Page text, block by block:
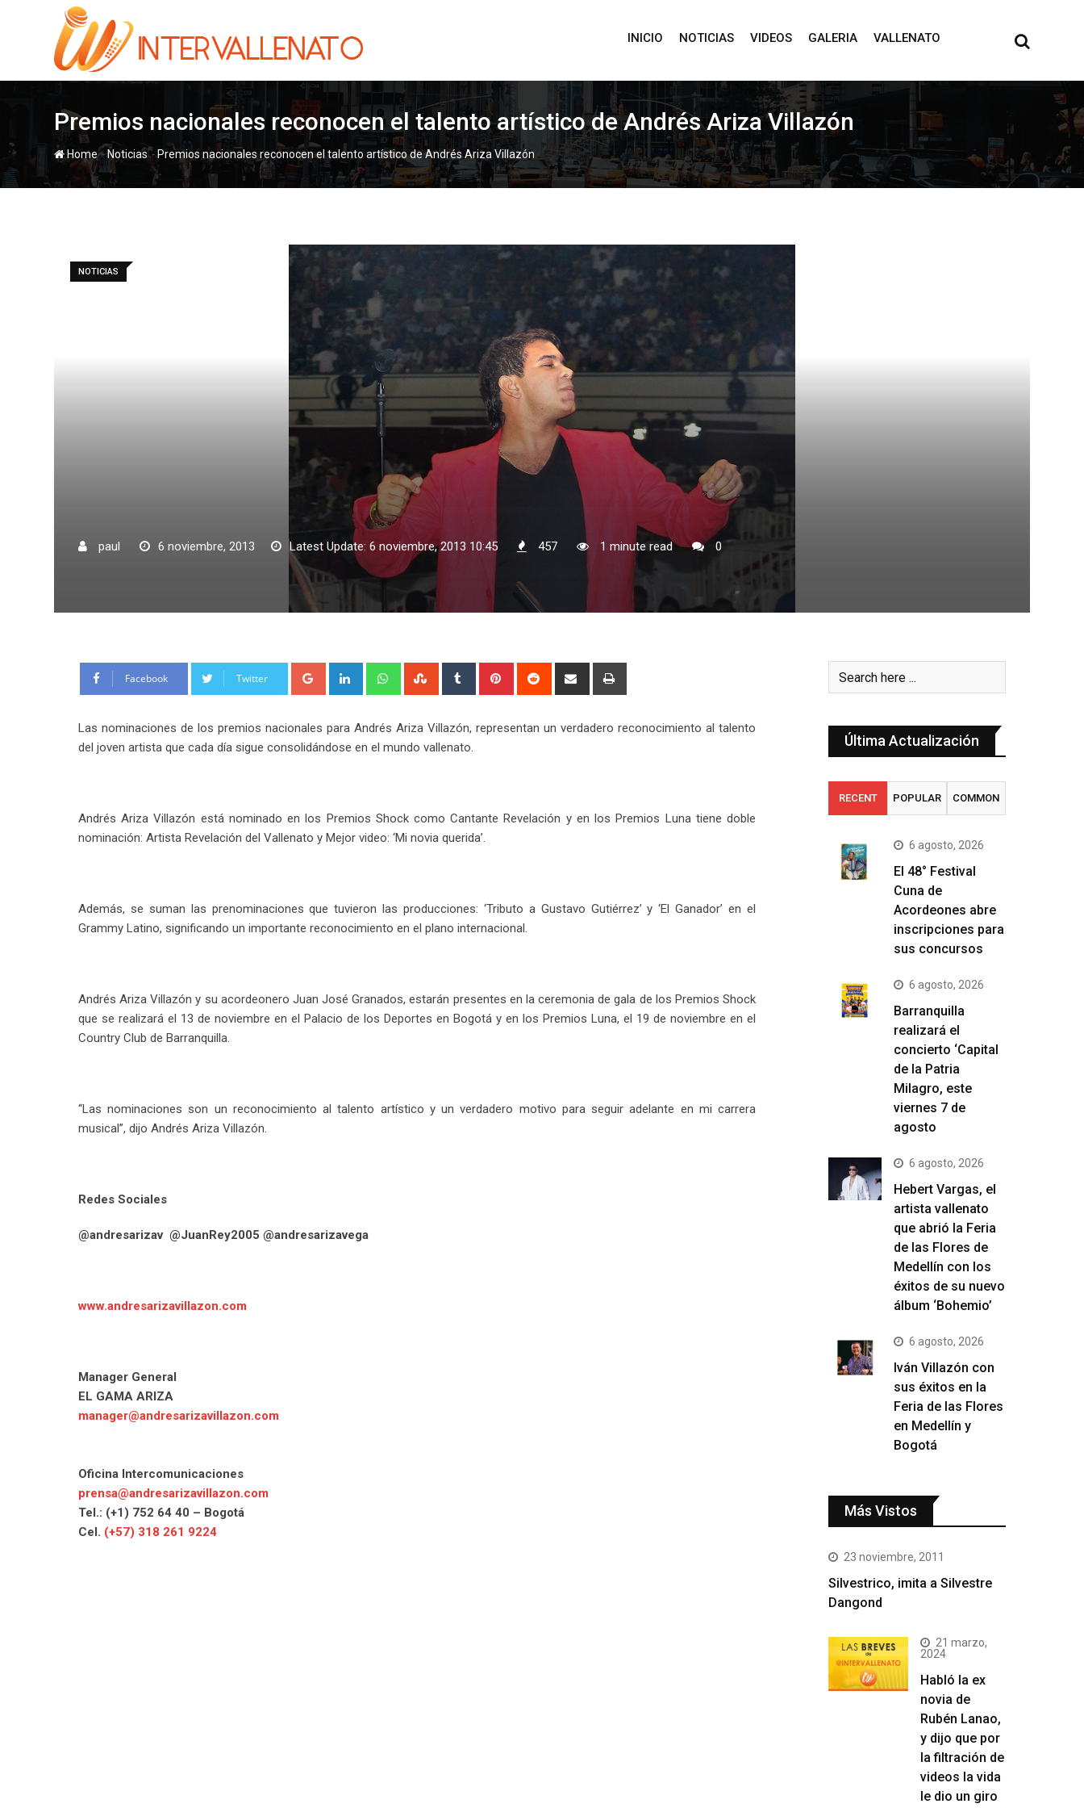
INICIO NOTICIAS VIDEOS GALERIA VALLENATO
Premios nacionales reconocen el talento artístico de Andrés Ariza Villazón
Home-Noticias-Premios nacionales reconocen el talento artístico de Andrés Ariza Villazón
NOTICIAS
paul 6 noviembre, 2013 Latest Update: 6 noviembre, 2013 10:45 457 1 minute read 0
Facebook Twitter Google+ LinkedIn WhatsappStumbleUpon
Tumblr Pinterest Reddit
Share
Las nominaciones de los premios nacionales para Andrés Ariza Villazón, representan un verdadero reconocimiento al talento
del joven artista que cada día sigue consolidándose en el mundo vallenato.
Andrés Ariza Villazón está nominado en los Premios Shock como Cantante Revelación y en los Premios Luna tiene doble
nominación: Artista Revelación del Vallenato y Mejor video: ‘Mi novia querida’.
Además, se suman las prenominaciones que tuvieron las producciones: ‘Tributo a Gustavo Gutiérrez’ y ‘El Ganador’ en el
Grammy Latino, significando un importante reconocimiento en el plano internacional.
Andrés Ariza Villazón y su acordeonero Juan José Granados, estarán presentes en la ceremonia de gala de los Premios Shock
que se realizará el 13 de noviembre en el Palacio de los Deportes en Bogotá y en los Premios Luna, el 19 de noviembre en el
Country Club de Barranquilla.
“Las nominaciones son un reconocimiento al talento artístico y un verdadero motivo para seguir adelante en mi carrera
musical”, dijo Andrés Ariza Villazón.
Redes Sociales
@andresarizav @JuanRey2005 @andresarizavega
www.andresarizavillazon.com
Manager General
EL GAMA ARIZA
manager@andresarizavillazon.com
Oficina Intercomunicaciones
prensa@andresarizavillazon.com
Tel.: (+1) 752 64 40 – Bogotá
Cel. (+57) 318 261 9224
Última Actualización
RECENT POPULAR COMMON
6 agosto, 2026
El 48° Festival
Cuna de
Acordeones abre
inscripciones para
sus concursos
6 agosto, 2026
Barranquilla
realizará el
concierto ‘Capital
de la Patria
Milagro, este
viernes 7 de
agosto
6 agosto, 2026
Hebert Vargas, el
artista vallenato
que abrió la Feria
de las Flores de
Medellín con los
éxitos de su nuevo
álbum ‘Bohemio’
6 agosto, 2026
Iván Villazón con
sus éxitos en la
Feria de las Flores
en Medellín y
Bogotá
Más Vistos
23 noviembre, 2011
Silvestrico, imita a Silvestre
Dangond
21 marzo,
2024
Habló la ex
novia de
Rubén Lanao,
y dijo que por
la filtración de
videos la vida
le dio un giro